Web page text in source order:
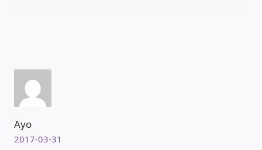
網路 到府檢測 連線設定
光纖網路
TP-Link TAIWAN(普聯技術)
Ayo
2017-03-31